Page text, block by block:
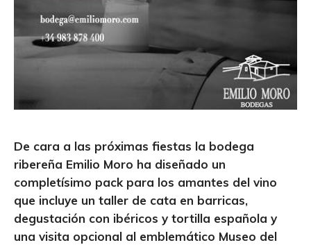
De cara a las próximas fiestas la bodega
ribereña Emilio Moro ha diseñado un
completísimo pack para los amantes del vino
que incluye un taller de cata en barricas,
degustación con ibéricos y tortilla española y
una visita opcional al emblemático Museo del